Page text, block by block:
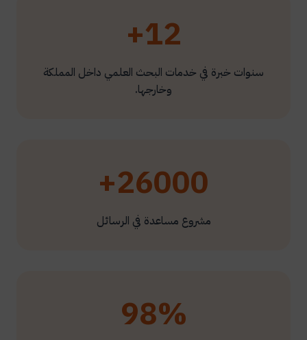
12+
سنوات خبرة في خدمات البحث العلمي داخل المملكة
وخارجها.
26000+
مشروع مساعدة في الرسائل
98%